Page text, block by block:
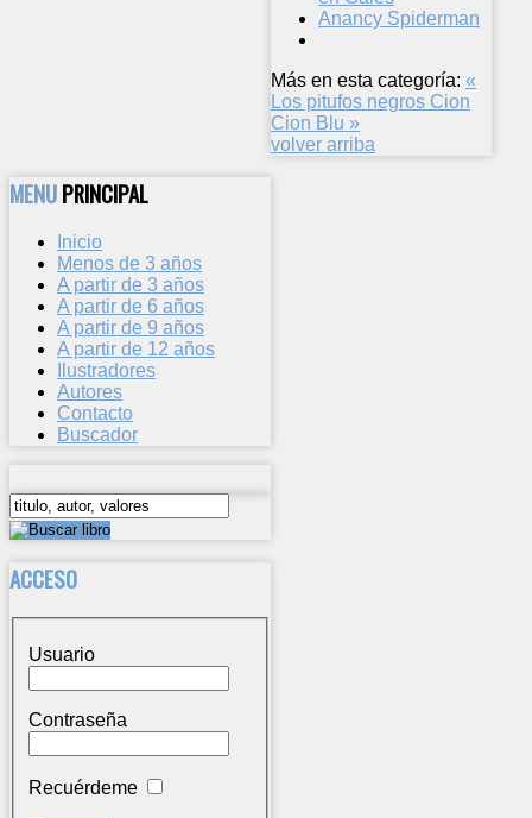
Anancy Spiderman
Más en esta categoría: «
Los pitufos negros Cion
Cion Blu »
volver arriba
MENUPRINCIPAL
Inicio
Menos de 3 años
A partir de 3 años
A partir de 6 años
A partir de 9 años
A partir de 12 años
Ilustradores
Autores
Contacto
Buscador
ACCESO
Usuario
Contraseña
Recuérdeme